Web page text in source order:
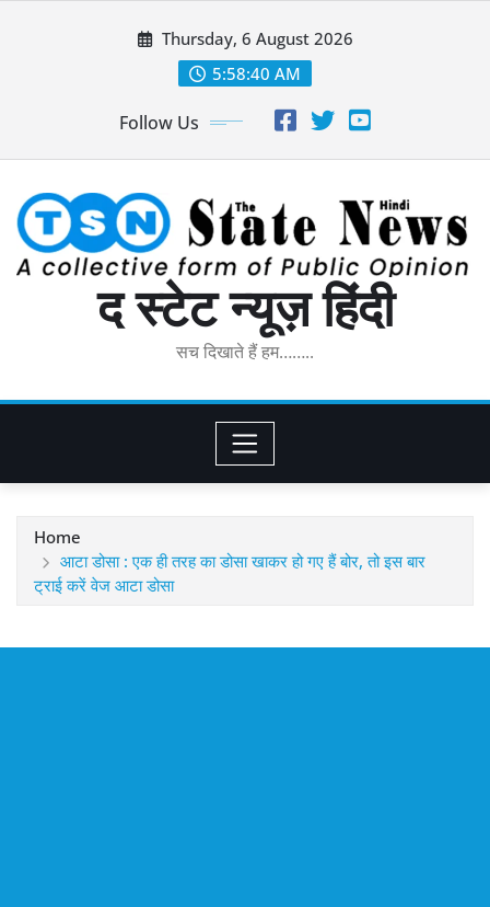
Thursday, 6 August 2026
5:58:41 AM
Follow Us
द स्टेट न्यूज़ हिंदी
सच दिखाते हैं हम……..
Home
आटा डोसा : एक ही तरह का डोसा खाकर हो गए हैं बोर, तो इस बार
ट्राई करें वेज आटा डोसा